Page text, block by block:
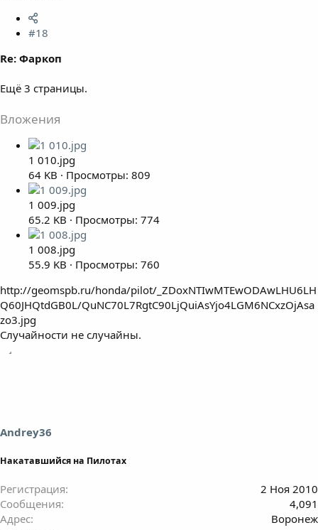
#18
Re: Фаркоп
Ещё 3 страницы.
Вложения
1 010.jpg
64 KB · Просмотры: 809
1 009.jpg
65.2 KB · Просмотры: 774
1 008.jpg
55.9 KB · Просмотры: 760
http://geomspb.ru/honda/pilot/_ZDoxNTIwMTEwODAwLHU6LH
Q60JHQtdGB0L/QuNC70L7RgtC90LjQuiAsYjo4LGM6NCxzOjAsa
zo3.jpg
Случайности не случайны.
Andrey36
Накатавшийся на Пилотах
Регистрация
2 Ноя 2010
Сообщения
4,091
Адрес
Воронеж